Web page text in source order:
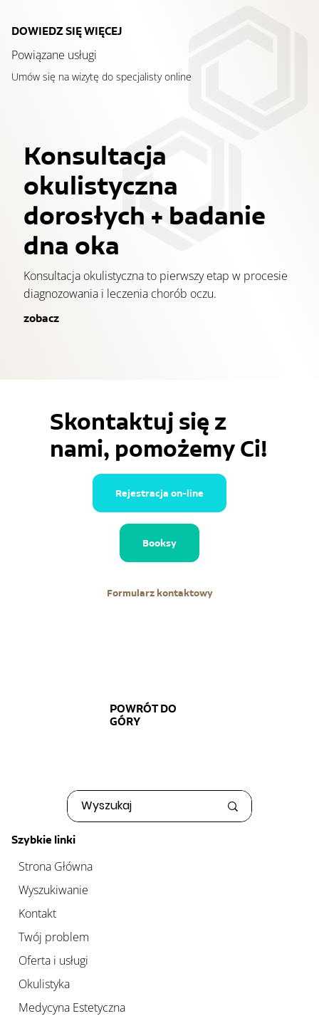
DOWIEDZ SIĘ WIĘCEJ
Powiązane usługi
Umów się na wizytę do specjalisty online
Konsultacja
okulistyczna
dorosłych + badanie
dna oka
Konsultacja okulistyczna to pierwszy etap w procesie
diagnozowania i leczenia chorób oczu.
zobacz
Skontaktuj się z
nami, pomożemy Ci!
Rejestracja on-line
Formularz kontaktowy
Booksy
Szybkie linki
Strona Główna
Wyszukiwanie
Kontakt
Twój problem
Oferta i usługi
Okulistyka
Medycyna Estetyczna
POWRÓT DO
GÓRY